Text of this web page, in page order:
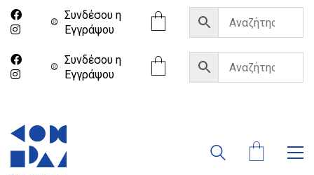
Συνδέσου η
Eγγράψου
Συνδέσου η
Eγγράψου